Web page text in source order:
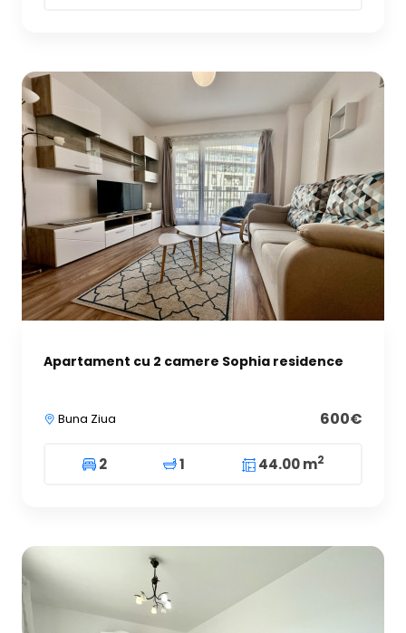
Apartament cu 2 camere Sophia residence
Buna Ziua 600€
2 1 44.00 m2